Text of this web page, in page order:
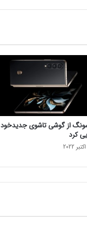
از گوشی تاشوی جدیدخود
کرد